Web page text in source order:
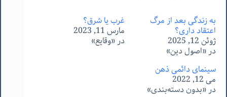
به زندگی بعد از مرگ
اعتقاد داری؟
ژوئن 12, 2025
در «اصول دین»
غرب یا شرق؟
مارس 11, 2023
در «وقایع»
سینمای دائمی ذهن
می 12, 2022
در «بدون دسته‌بندی»